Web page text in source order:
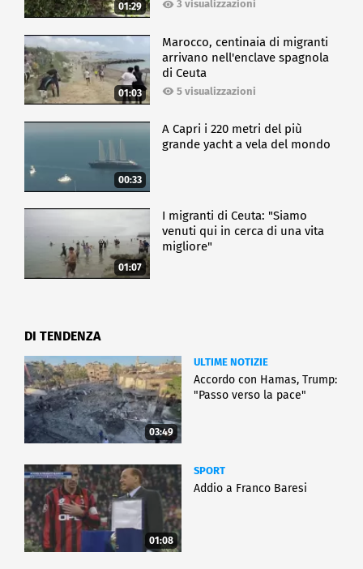
01:29 3 visualizzazioni
01:03
Marocco, centinaia di migranti
arrivano nell'enclave spagnola
di Ceuta
5 visualizzazioni
00:33
A Capri i 220 metri del più
grande yacht a vela del mondo
01:07
I migranti di Ceuta: "Siamo
venuti qui in cerca di una vita
migliore"
DI TENDENZA
03:49
ULTIME NOTIZIE
Accordo con Hamas, Trump:
"Passo verso la pace"
01:08
SPORT
Addio a Franco Baresi